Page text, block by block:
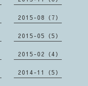
2015-08（7）
2015-05（5）
2015-02（4）
2014-11（5）